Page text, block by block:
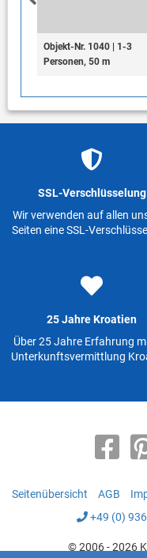
Objekt-Nr. 1040 | 1-3
Personen, 50 m
SSL-Verschlüsselung
Wir verwenden auf allen
Seiten eine SSL-
25 Jahre Kroatien
Über 25 Jahre Erfahrung
Unterkunftsvermittlung
Seitenübersicht AGB
+49 (0)
© 2006 - 2026